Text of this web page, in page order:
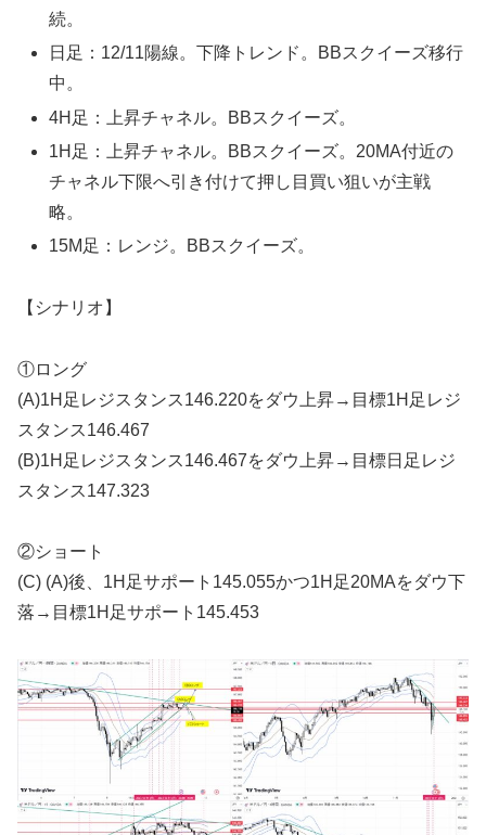
続。
日足：12/11陽線。下降トレンド。BBスクイーズ移行
中。
4H足：上昇チャネル。BBスクイーズ。
1H足：上昇チャネル。BBスクイーズ。20MA付近の
チャネル下限へ引き付けて押し目買い狙いが主戦
略。
15M足：レンジ。BBスクイーズ。
【シナリオ】
①ロング
(A)1H足レジスタンス146.220をダウ上昇→目標1H足レジ
スタンス146.467
(B)1H足レジスタンス146.467をダウ上昇→目標日足レジ
スタンス147.323
②ショート
(C) (A)後、1H足サポート145.055かつ1H足20MAをダウ下
落→目標1H足サポート145.453